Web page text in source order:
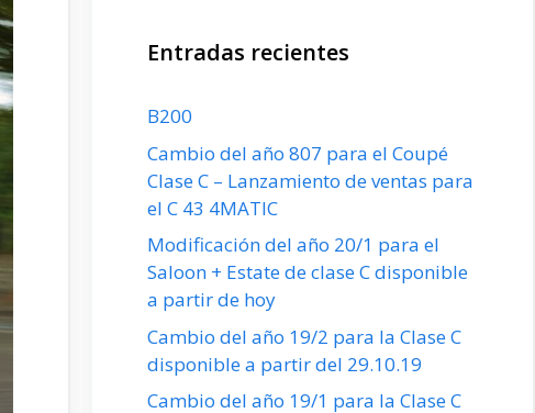
Entradas recientes
B200
Cambio del año 807 para el Coupé
Clase C – Lanzamiento de ventas para
el C 43 4MATIC
Modificación del año 20/1 para el
Saloon + Estate de clase C disponible
a partir de hoy
Cambio del año 19/2 para la Clase C
disponible a partir del 29.10.19
Cambio del año 19/1 para la Clase C